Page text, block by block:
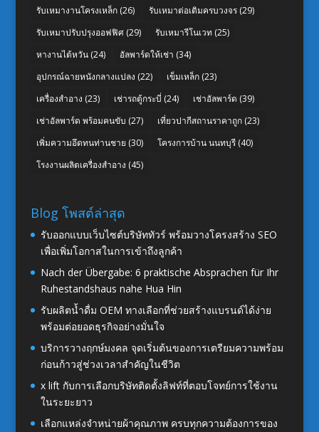
รับเหมางานโครงเหล็ก(26) รับเหมาต่อเติมครบวงจร(29)
รับเหมาปรับปรุงออฟฟิศ(29) รับเหมารีโนเวท (25)
หางานไต้หวัน(24) อัลพาร์ดให้เช่า (34)
อุปกรณ์ฉายหนังกลางแปลง (22) เข็มเหล็ก(23)
เครื่องสำอาง (23) เช่ารถตู้กระบี่ (24) เช่าอัลพาร์ด (39)
เช่าอัลพาร์ด พร้อมคนขับ (27) เที่ยวปากีสถานราคาถูก(23)
เพิ่มความอึดทนท่านชาย (30) โครงการบ้าน นนทบุรี(40)
โรงงานผลิตเครื่องสำอาง (45)
Blog โพสต์ล่าสุด
รับออกแบบเว็บไซต์บริษัททัวร์ พร้อมวางโครงสร้าง SEO
เพื่อเพิ่มโอกาสในการเข้าถึงลูกค้า
Nach der Übergabe: 6 praktische Absprachen für Ihr
Ruhestandshaus nahe Hua Hin
รับผลิตน้ำดื่ม OEM ทางเลือกที่ช่วยสร้างแบรนด์ได้ง่าย
พร้อมต่อยอดธุรกิจอย่างมั่นใจ
บริการวางฤกษ์มงคล จุดเริ่มต้นของการเตรียมความพร้อม
ก่อนก้าวสู่ช่วงเวลาสำคัญในชีวิต
x lift กับการเลือกบริษัทติดตั้งลิฟท์ที่ตอบโจทย์การใช้งาน
ในระยะยาว
เลือกแหล่งจำหน่ายผ้าคุณภาพ ครบทุกความต้องการของ